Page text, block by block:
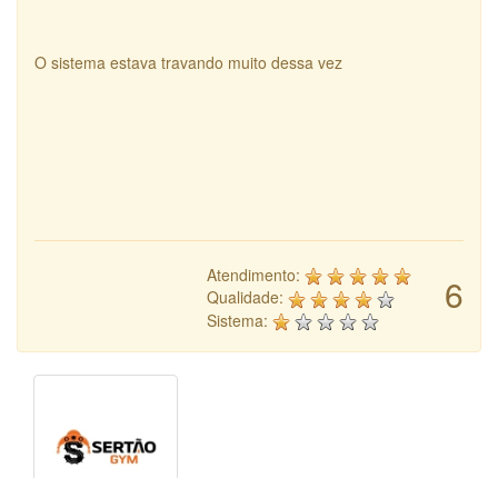
O sistema estava travando muito dessa vez
6
Atendimento:
Qualidade:
Sistema: